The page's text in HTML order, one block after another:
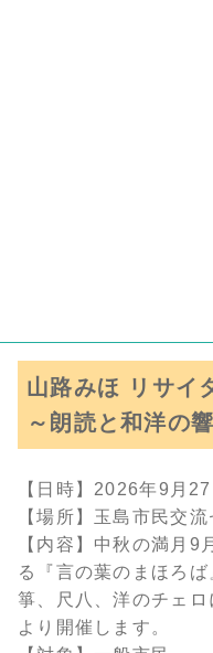
山路みほ リサイ
～朗読と和洋の
【日時】2026年9月
【場所】玉島市民交
【内容】中秋の満月9
る『言の葉のまほろ
箏、尺八、洋のチェ
より開催します。